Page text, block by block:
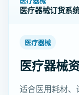
医疗器械订货系
医疗器械
医疗器械
适合医用耗材、